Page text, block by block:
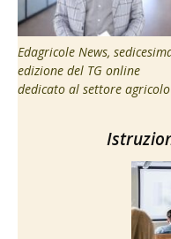
Edagricole News,
edizione del TG online
dedicato al settore agricolo